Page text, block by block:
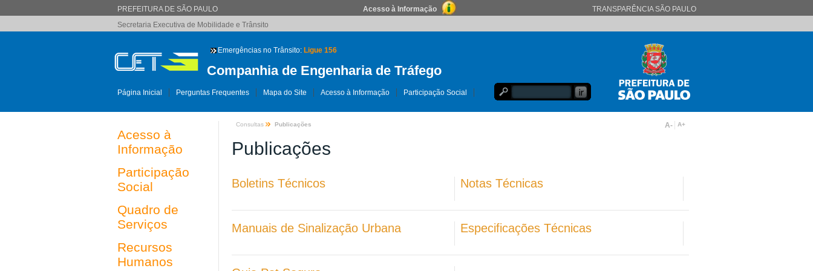
PREFEITURA DE SÃO PAULO Acesso à Informação
TRANSPARÊNCIA SÃO PAULO
Secretaria Executiva de Mobilidade e Trânsito
Emergências no Trânsito: Ligue 156
Companhia de Engenharia de Tráfego
Página Inicial Perguntas Frequentes Mapa do Site Acesso à Informação Participação Social
Acesso à
Informação
Participação
Social
Quadro de
Serviços
Recursos
Humanos
Consultas Publicações A- A+
Publicações
Boletins Técnicos Notas Técnicas
Manuais de Sinalização Urbana Especificações Técnicas